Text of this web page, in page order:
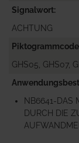
Signalwort
ACHTUNG
Piktogrammcode
GHS05, GHS07,
NB6641-DAS
DURCH DIE